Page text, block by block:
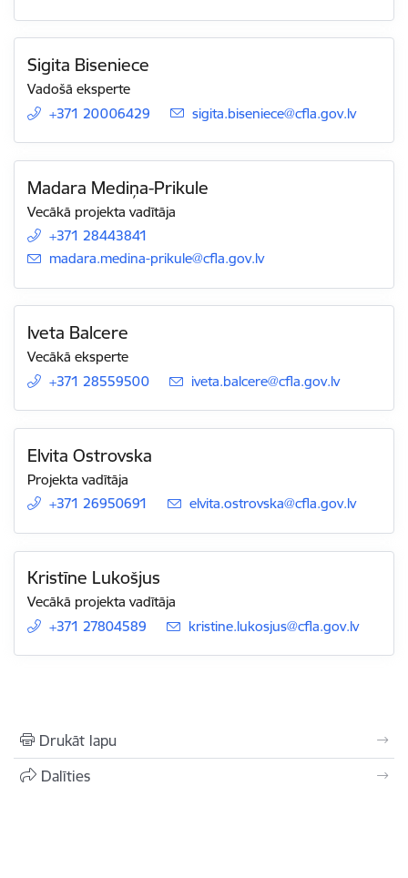
Sigita Biseniece
Vadošā eksperte
+371 20006429
E-pasts:
sigita.biseniece@cfla.gov.lv
Madara Mediņa-Prikule
Vecākā projekta vadītāja
+371 28443841
E-pasts:
madara.medina-prikule@cfla.gov.lv
Iveta Balcere
Vecākā eksperte
+371 28559500
E-pasts:
iveta.balcere@cfla.gov.lv
Elvita Ostrovska
Projekta vadītāja
+371 26950691
E-pasts:
elvita.ostrovska@cfla.gov.lv
Kristīne Lukošjus
Vecākā projekta vadītāja
+371 27804589
E-pasts:
kristine.lukosjus@cfla.gov.lv
Drukāt lapu
Dalīties